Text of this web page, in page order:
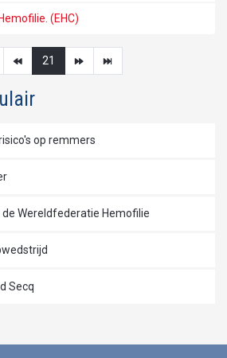
(EHC)
21
op remmers
Wereldfederatie Hemofilie
Secq